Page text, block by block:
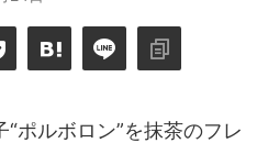
ポルボロン”を抹茶のフレ